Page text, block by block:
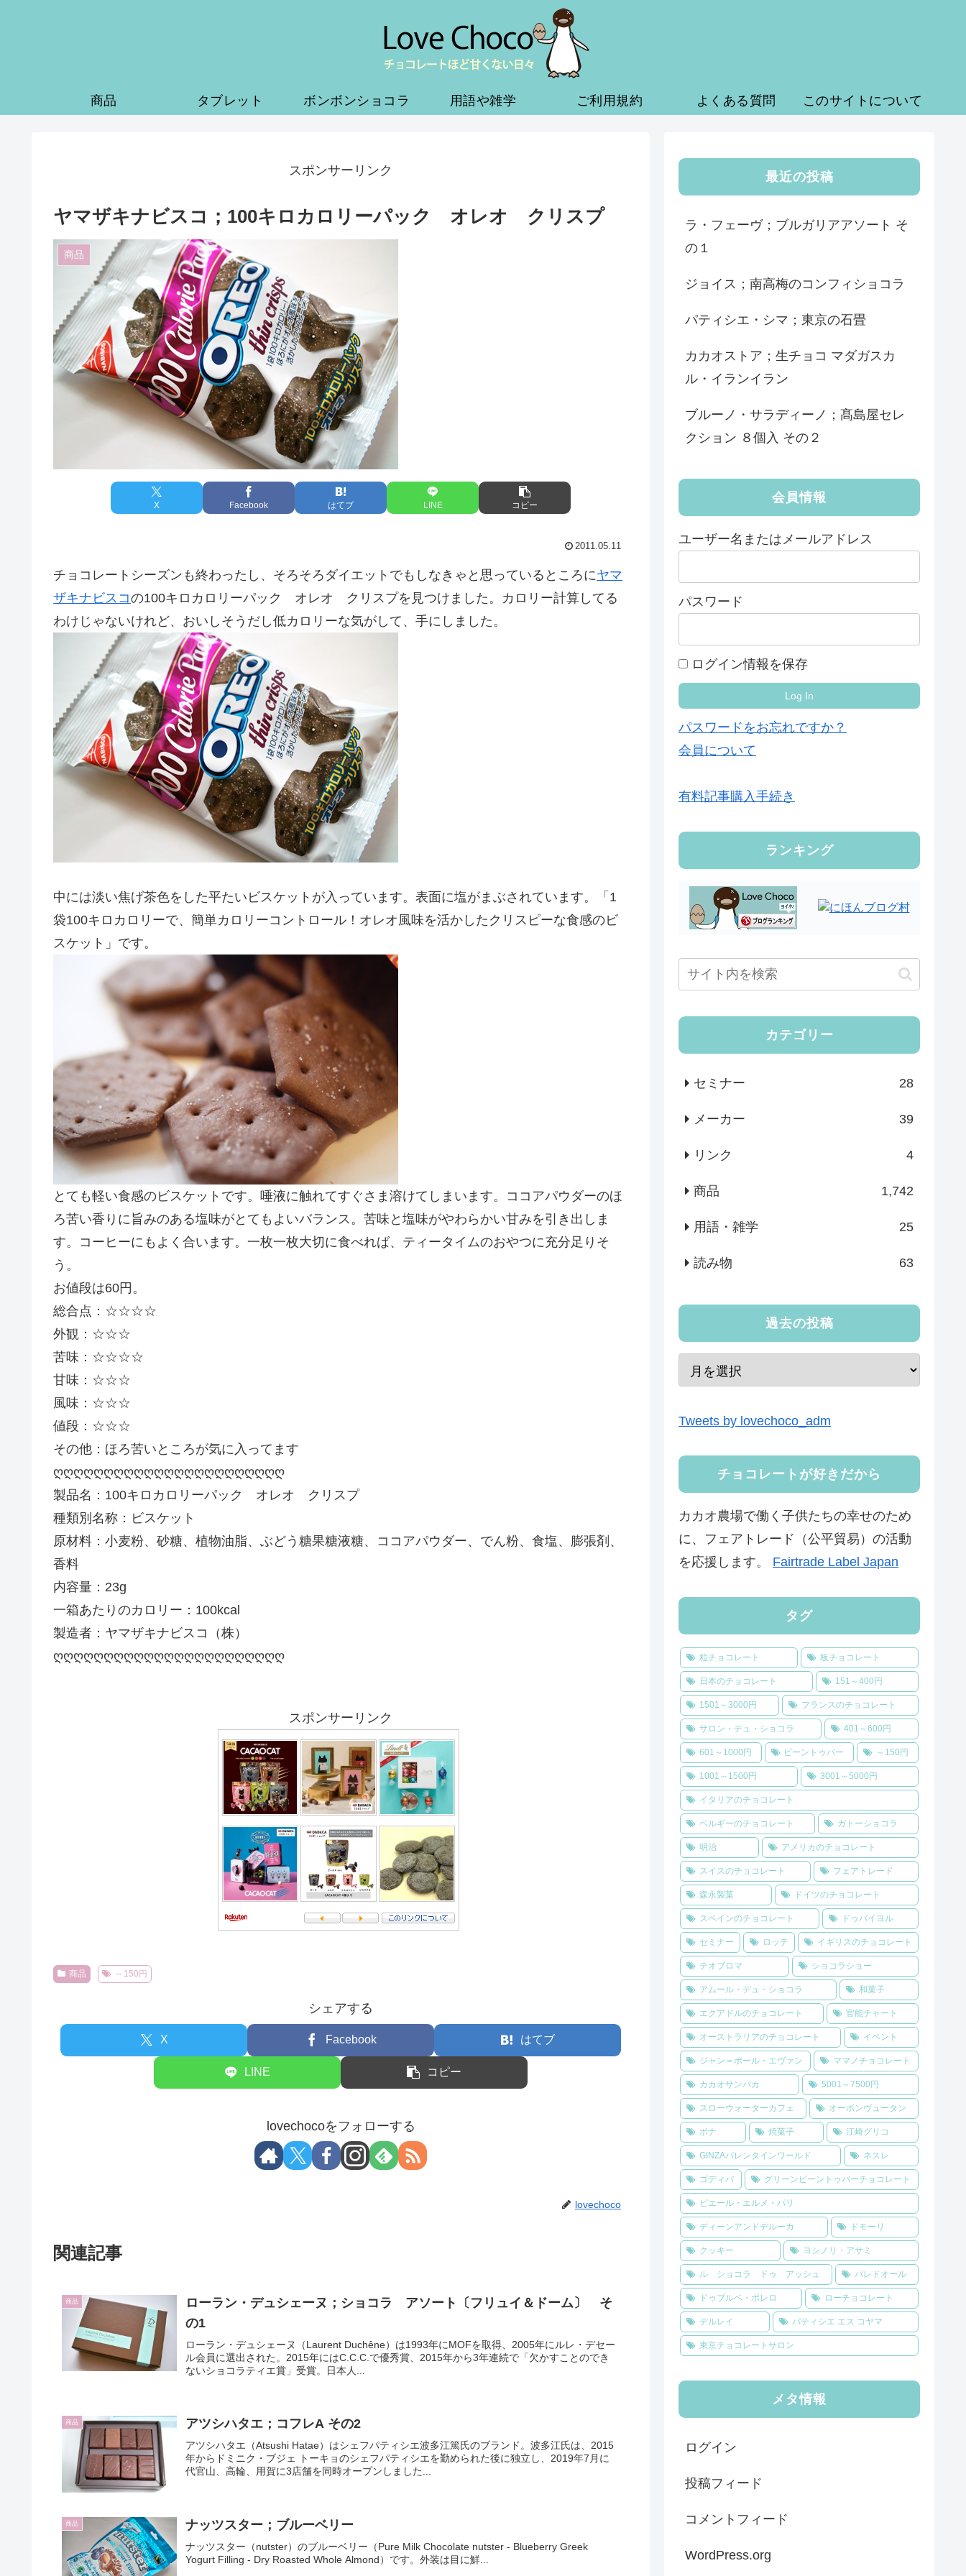
商品 タブレット ボンボンショコラ 用語や雑学 ご利用規約 よくある質問 このサイトについて
スポンサーリンク
ヤマザキナビスコ；100キロカロリーパック オレオ クリスプ
商品
X Facebook はてブ LINE コピー
2011.05.11
チョコレートシーズンも終わったし、そろそろダイエットでもしなきゃと思っているところにヤマ
ザキナビスコの100キロカロリーパック オレオ クリスプを見つけました。カロリー計算してる
わけじゃないけれど、おいしそうだし低カロリーな気がして、手にしました。
中には淡い焦げ茶色をした平たいビスケットが入っています。表面に塩がまぶされています。「1
袋100キロカロリーで、簡単カロリーコントロール！オレオ風味を活かしたクリスピーな食感のビ
スケット」です。
とても軽い食感のビスケットです。唾液に触れてすぐさま溶けてしまいます。ココアパウダーのほ
ろ苦い香りに旨みのある塩味がとてもよいバランス。苦味と塩味がやわらかい甘みを引き出しま
す。コーヒーにもよく合います。一枚一枚大切に食べれば、ティータイムのおやつに充分足りそ
う。
お値段は60円。
総合点：☆☆☆☆
外観：☆☆☆
苦味：☆☆☆☆
甘味：☆☆☆
風味：☆☆☆
値段：☆☆☆
その他：ほろ苦いところが気に入ってます
ღღღღღღღღღღღღღღღღღღღღღღღ
製品名：100キロカロリーパック オレオ クリスプ
種類別名称：ビスケット
原材料：小麦粉、砂糖、植物油脂、ぶどう糖果糖液糖、ココアパウダー、でん粉、食塩、膨張剤、
香料
内容量：23g
一箱あたりのカロリー：100kcal
製造者：ヤマザキナビスコ（株）
ღღღღღღღღღღღღღღღღღღღღღღღ
スポンサーリンク
商品 ～150円
シェアする
X Facebook はてブ
LINE コピー
lovechocoをフォローする
lovechoco
関連記事
商品
ローラン・デュシェーヌ；ショコラ アソート〔フリュイ＆ドーム〕 そ
の1
ローラン・デュシェーヌ（Laurent Duchêne）は1993年にMOFを取得、2005年にルレ・デセー
ル会員に選出された。2015年にはC.C.C.で優秀賞、2015年から3年連続で「欠かすことのでき
ないショコラティエ賞」受賞。日本人...
商品 アツシハタエ；コフレA その2
アツシハタエ（Atsushi Hatae）はシェフパティシエ波多江篤氏のブランド。波多江氏は、2015
年からドミニク・ブジェ トーキョのシェフパティシエを勤められた後に独立し、2019年7月に
代官山、高輪、用賀に3店舗を同時オープンしました...
商品 ナッツスター；ブルーベリー
ナッツスター（nutster）のブルーベリー（Pure Milk Chocolate nutster - Blueberry Greek
Yogurt Filling - Dry Roasted Whole Almond）です。外装は目に鮮...
最近の投稿
ラ・フェーヴ；ブルガリアアソート そ
の１
ジョイス；南高梅のコンフィショコラ
パティシエ・シマ；東京の石畳
カカオストア；生チョコ マダガスカ
ル・イランイラン
ブルーノ・サラディーノ；髙島屋セレ
クション ８個入 その２
会員情報
ユーザー名またはメールアドレス
パスワード
ログイン情報を保存
パスワードをお忘れですか？
会員について
有料記事購入手続き
ランキング
カテゴリー
セミナー 28
メーカー 39
リンク 4
商品 1,742
用語・雑学 25
読み物 63
過去の投稿
Tweets by lovechoco_adm
チョコレートが好きだから
カカオ農場で働く子供たちの幸せのため
に、フェアトレード（公平貿易）の活動
を応援します。 Fairtrade Label Japan
タグ
粒チョコレート 板チョコレート
日本のチョコレート 151～400円
1501～3000円 フランスのチョコレート
サロン・デュ・ショコラ 401～600円
601～1000円 ビーントゥバー ～150円
1001～1500円 3001～5000円
イタリアのチョコレート
ベルギーのチョコレート ガトーショコラ
明治 アメリカのチョコレート
スイスのチョコレート フェアトレード
森永製菓 ドイツのチョコレート
スペインのチョコレート ドゥバイヨル
セミナー ロッテ イギリスのチョコレート
テオブロマ ショコラショー
アムール・デュ・ショコラ 和菓子
エクアドルのチョコレート 官能チャート
オーストラリアのチョコレート イベント
ジャン＝ポール・エヴァン ママノチョコレート
カカオサンパカ 5001～7500円
スローウォーターカフェ オーボンヴュータン
ボナ 焼菓子 江崎グリコ
GINZAバレンタインワールド ネスレ
ゴディバ グリーンビーントゥバーチョコレート
ピエール・エルメ・パリ
ディーンアンドデルーカ ドモーリ
クッキー ヨシノリ・アサミ
ル ショコラ ドゥ アッシュ パレドオール
ドゥブルベ・ボレロ ローチョコレート
デルレイ パティシエ エス コヤマ
東京チョコレートサロン
メタ情報
ログイン
投稿フィード
コメントフィード
WordPress.org